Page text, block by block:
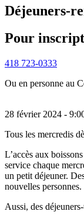
Déjeuners-
Pour
418 723-0333
Ou en personne au
28 février 2024 -
Tous les mercredis
L’accès aux
service chaque
un petit déjeuner.
nouvelles personnes.
Aussi, des